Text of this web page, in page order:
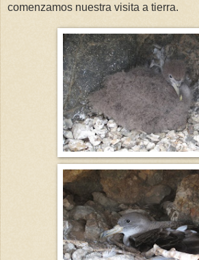
comenzamos nuestra visita a tierra.